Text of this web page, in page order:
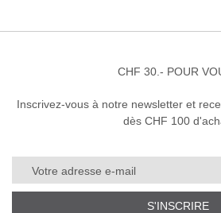
CHF 30.- POUR
Inscrivez-vous à notre newsletter et
dès CHF 100
S'INSCRIRE